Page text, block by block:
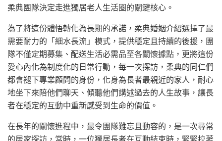
柔典團隊決定走進獨居老人生活圈的關鍵核心。
為了將這份體悟轉化為長期的承諾，柔典婚姻介紹選擇了最
需要耐力的「細水長流」模式，提供穩定且持續的後援，團
隊不僅定期募集、配送生活必需品至各關懷據點，更將這份
愛心內化為制度化的日常行動，每一次探訪，柔典的同仁們
都會褪下專業顧問的身份，化身為長者最親近的家人，耐心
地坐下來陪他們聊天、傾聽他們講述過去的人生故事，讓長
者在穩定的互動中重新感受到生命的價值。
在長年的關懷進程中，最令團隊難忘且動容的，是一次尋常
的居家探訪，當時，一位獨居長者在互動結束時，緊緊拉著